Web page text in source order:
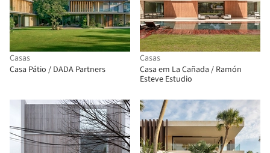
Casas
Casa Pátio / DADA Partners
Casas
Casa em La Cañada / Ramón
Esteve Estudio